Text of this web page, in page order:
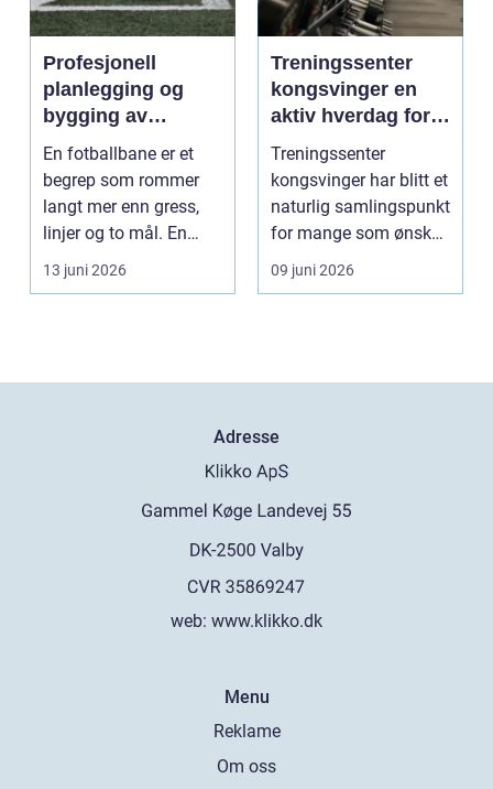
Profesjonell
planlegging og
bygging av
fotballbane
En fotballbane er et
begrep som rommer
langt mer enn gress,
linjer og to mål. En
moderne bane ...
13 juni 2026
Treningssenter
kongsvinger en
aktiv hverdag for
vanlige folk
Treningssenter
kongsvinger har blitt et
naturlig samlingspunkt
for mange som ønsker
en sterkere, sun...
09 juni 2026
Adresse
web: www.klikko.dk
Menu
Reklame
Om oss